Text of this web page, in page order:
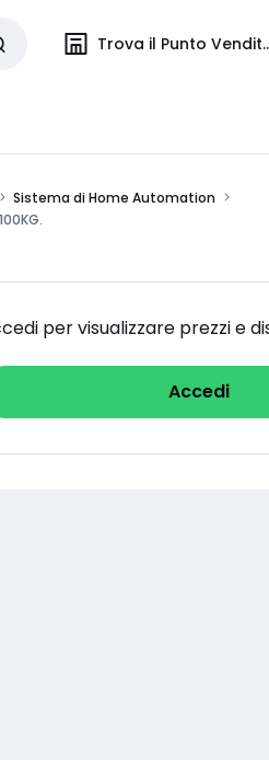
Trova il Punto
Sistema di Home Automation
per visualizzare prezzi e
Accedi